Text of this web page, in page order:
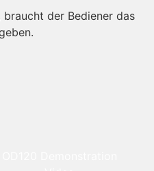
der Bediener das